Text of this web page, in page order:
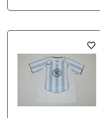
favorite_border